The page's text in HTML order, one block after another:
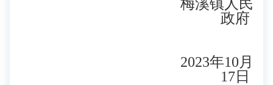
梅溪镇人民
政府
2023年10 月
17日